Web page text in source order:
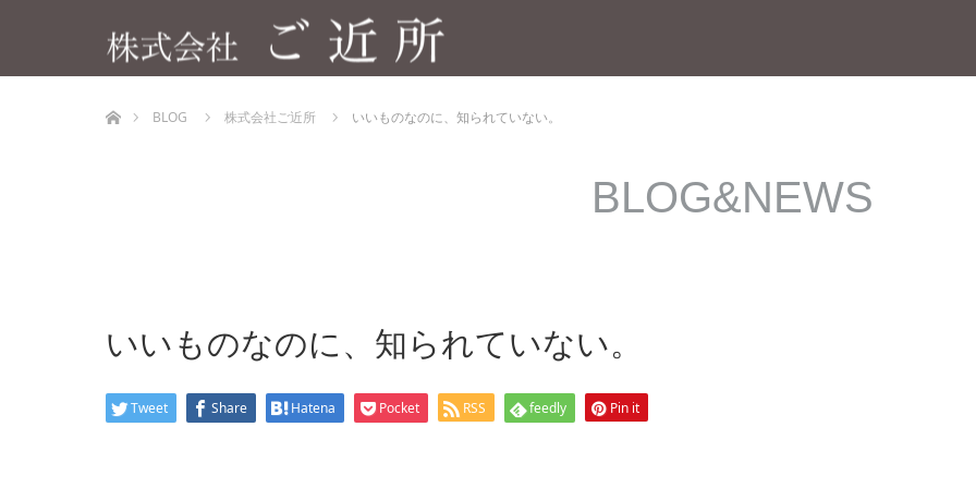
BLOG
株式会社ご近所 いいものなのに、知られていない。
BLOG&NEWS
いいものなのに、知られていない。
Tweet Share Hatena Pocket RSS feedly Pin it